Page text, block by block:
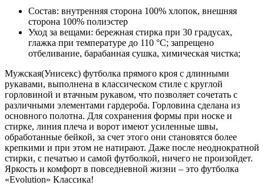
Состав: внутренняя сторона 100% хлопок, внешняя
сторона 100% полиэстер
Уход за вещами: бережная стирка при 30 градусах,
глажка при температуре до 110 °C; запрещено
отбеливание, барабанная сушка, химическая чистка;
Мужская(Унисекс) футболка прямого кроя с длинными
рукавами, выполнена в классическом стиле с круглой
горловиной и втачным рукавом, что позволяет сочетать с
различными элементами гардероба. Горловина сделана из
основного полотна. Для сохранения формы при носке и
стирке, линия плеча и ворот имеют усиленные швы,
обработанные бейкой, за счет этого они становятся более
крепкими и при этом не натирают. Даже после неоднократной
стирки, с печатью и самой футболкой, ничего не произойдет.
Яркость и комфорт в повседневной жизни – это футболка
«Evolution» Классика!